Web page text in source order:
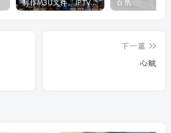
制作M3U文件，IPTV使用 白纸
下一篇
心贼